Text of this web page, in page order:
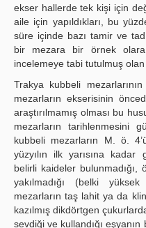
ekser hallerde tek kişi için
aile için yapıldıkları, bu
süre içinde bazı tamir ve
bir mezara bir örnek
incelemeye tabi tutulmuş
Trakya kubbeli
mezarların ekserisinin
araştırılmamış olması bu
mezarların tarihlenmesini
kubbeli mezarların M. ö.
yüzyılın ilk yarısına
belirli kaideler bulunmadığı,
yakılmadığı (belki
mezarların taş lahit ya da
kazılmış dikdörtgen
sevdiği ve kullandığı